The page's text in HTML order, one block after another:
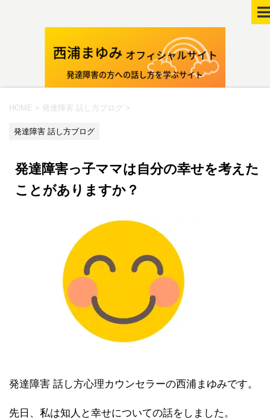
HOME > 発達障害 話し方ブログ >
発達障害 話し方ブログ
発達障害っ子ママは自分の幸せを考えた
ことがありますか？
発達障害 話し方心理カウンセラーの西浦まゆみです。
先日、私は知人と幸せについての話をしました。